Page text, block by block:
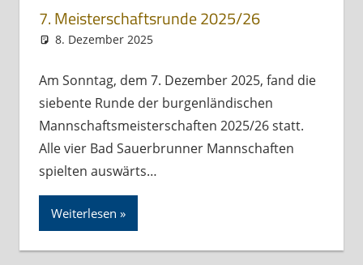
7. Meisterschaftsrunde 2025/26
8. Dezember 2025
Am Sonntag, dem 7. Dezember 2025, fand die
siebente Runde der burgenländischen
Mannschaftsmeisterschaften 2025/26 statt.
Alle vier Bad Sauerbrunner Mannschaften
spielten auswärts…
Weiterlesen